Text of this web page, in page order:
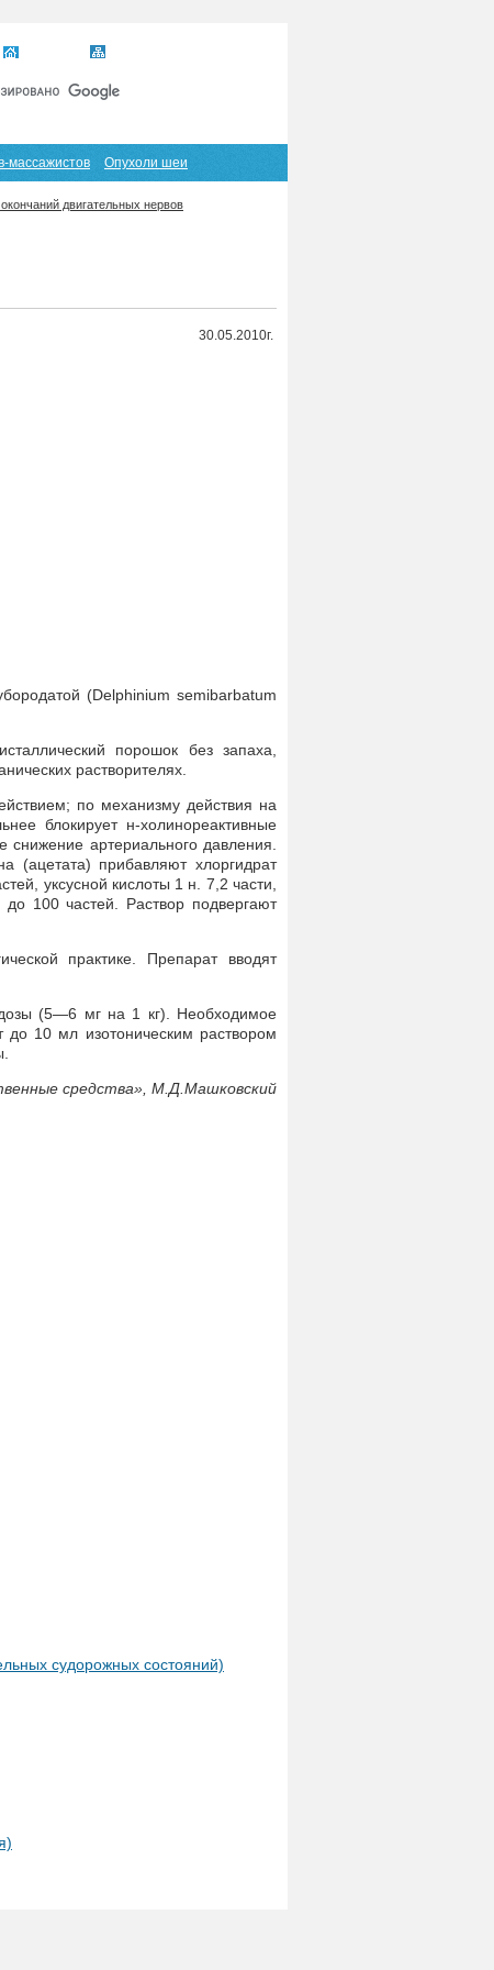
массажистов Опухоли шеи
двигательных нервов
30.05.2010г.
(Delphinium semibarbatum
порошок без запаха,
растворителях.
по механизму действия на
блокирует н-холинореактивные
снижение артериального давления.
(ацетата) прибавляют хлоргидрат
уксусной кислоты 1 н. 7,2 части,
100 частей. Раствор подвергают
практике. Препарат вводят
(5—6 мг на 1 кг). Необходимое
до 10 мл изотоническим раствором
средства», М.Д.Машковский
судорожных состояний)